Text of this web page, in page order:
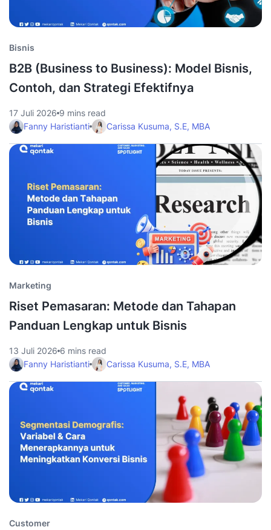
Bisnis
B2B (Business to Business): Model Bisnis,
Contoh, dan Strategi Efektifnya
17 Juli 2026 9 mins read
Fanny Haristianti
Carissa Kusuma, S.E, MBA
Marketing
Riset Pemasaran: Metode dan Tahapan
Panduan Lengkap untuk Bisnis
13 Juli 2026 6 mins read
Fanny Haristianti
Carissa Kusuma, S.E, MBA
Customer